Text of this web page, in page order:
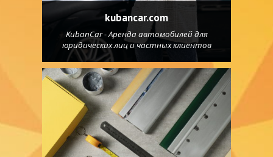
kubancar.com
KubanCar - Аренда автомобилей для
юридических лиц и частных клиентов